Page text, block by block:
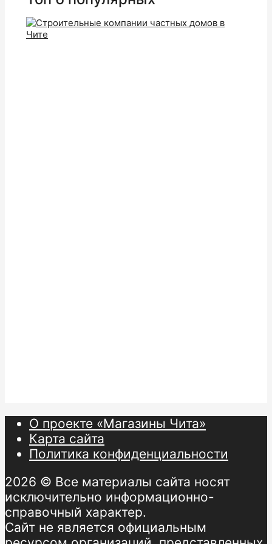
О проекте «Магазины Чита»
Карта сайта
Политика конфиденциальности
2026 © Все материалы сайта носят
исключительно информационно-
справочный характер.
Сайт не является официальным